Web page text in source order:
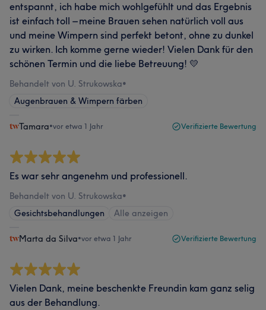
entspannt, ich habe mich wohlgefühlt und das Ergebnis
ist einfach toll – meine Brauen sehen natürlich voll aus
und meine Wimpern sind perfekt betont, ohne zu dunkel
zu wirken. Ich komme gerne wieder! Vielen Dank für den
schönen Termin und die liebe Betreuung! 💛
Behandelt von U. Strukowska•
Augenbrauen & Wimpern färben
Tamara•vor etwa 1 Jahr Verifizierte Bewertung
Es war sehr angenehm und professionell.
Behandelt von U. Strukowska•
Gesichtsbehandlungen
Alle anzeigen
Marta da Silva•vor etwa 1 Jahr Verifizierte Bewertung
Vielen Dank, meine beschenkte Freundin kam ganz selig
aus der Behandlung.